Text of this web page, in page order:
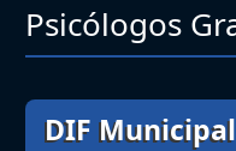
Psicólogos
DIF